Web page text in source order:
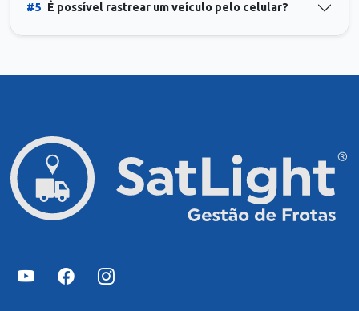
#5 É possível rastrear um veículo pelo celular?